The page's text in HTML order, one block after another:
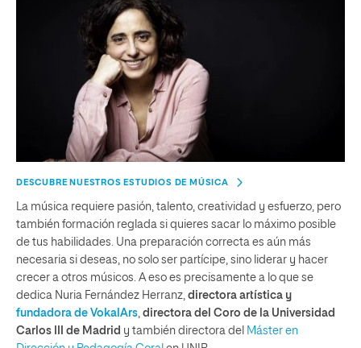
DESCUBRE NUESTROS ESTUDIOS DE MÚSICA
La música requiere pasión, talento, creatividad y esfuerzo, pero
también formación reglada si quieres sacar lo máximo posible
de tus habilidades. Una preparación correcta es aún más
necesaria si deseas, no solo ser partícipe, sino liderar y hacer
crecer a otros músicos. A eso es precisamente a lo que se
dedica Nuria Fernández Herranz, directora artística y
fundadora de VokalArs directora del Coro de la Universidad
Carlos III de Madrid y también directora del Máster en